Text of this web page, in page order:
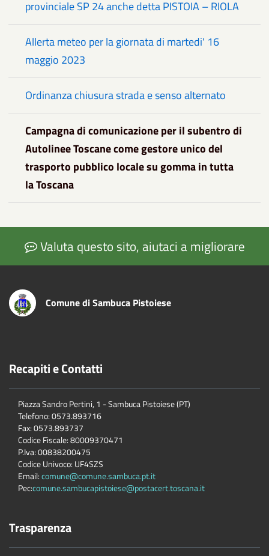
provinciale SP 24 anche detta PISTOIA – RIOLA
Allerta meteo per la giornata di martedi' 16
maggio 2023
Ordinanza chiusura strada e senso alternato
Campagna di comunicazione per il subentro di
Autolinee Toscane come gestore unico del
trasporto pubblico locale su gomma in tutta
la Toscana
Valuta questo sito, aiutaci a migliorare
Comune di Sambuca Pistoiese
Recapiti e Contatti
Piazza Sandro Pertini, 1 - Sambuca Pistoiese (PT)
Telefono: 0573.893716
Fax: 0573.893737
Codice Fiscale: 80009370471
P.Iva: 00838200475
Codice Univoco: UF4SZS
Email:comune@comune.sambuca.pt.it
Pec:comune.sambucapistoiese@postacert.toscana.it
Trasparenza